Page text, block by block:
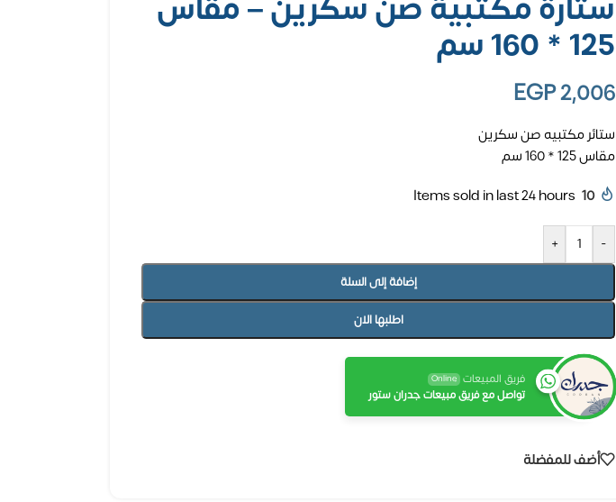
125 * 160 سم
EGP2,006
ستائر مكتبيه صن سكرين
مقاس 125 * 160 سم
10
Items sold in last 24 hours
-
+
إضافة إلى السلة
اطلبها الان
فريق المبيعات Online
تواصل مع فريق مبيعات جدران ستور
أضف للمفضلة